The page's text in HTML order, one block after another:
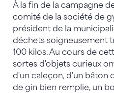
À la fin de la campagne
comité de la société de
président de la
déchets soigneusement
100 kilos. Au cours de
sortes d'objets curieux
d'un caleçon, d'un bâton
de gin bien remplie, un